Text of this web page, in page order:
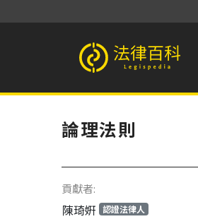
法律百科 Legispedia
論理法則
貢獻者:
陳琦姸 認證法律人